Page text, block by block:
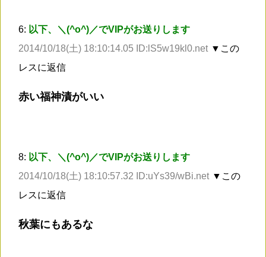
6: 以下、＼(^o^)／でVIPがお送りします
2014/10/18(土) 18:10:14.05 ID:lS5w19kl0.net ▼この
レスに返信
赤い福神漬がいい
8: 以下、＼(^o^)／でVIPがお送りします
2014/10/18(土) 18:10:57.32 ID:uYs39/wBi.net ▼この
レスに返信
秋葉にもあるな